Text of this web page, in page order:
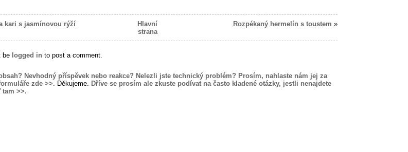
kari s jasmínovou rýží
Hlavní
strana
Rozpékaný hermelín s toustem »
be logged in to post a comment.
Nevhodný příspěvek nebo reakce? Nelezli jste technický problém? Prosím, nahlaste nám jej za
zde >>. Děkujeme.
Dříve se prosím ale zkuste podívat na často kladené otázky, jestli nenajdete
tam >>.